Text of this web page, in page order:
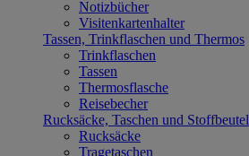
Notizbücher
Visitenkartenhalter
Tassen, Trinkflaschen und Thermos
Trinkflaschen
Tassen
Thermosflasche
Reisebecher
Rucksäcke, Taschen und Stoffbeutel
Rucksäcke
Tragetaschen